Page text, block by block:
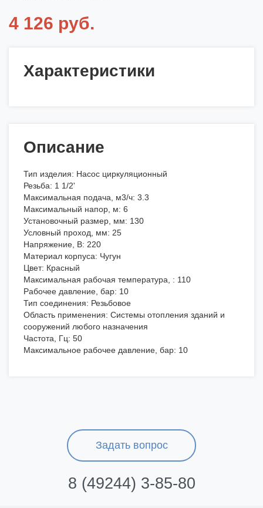
4 126 руб.
Характеристики
Описание
Тип изделия: Насос циркуляционный
Резьба: 1 1/2'
Максимальная подача, м3/ч: 3.3
Максимальный напор, м: 6
Установочный размер, мм: 130
Условный проход, мм: 25
Напряжение, В: 220
Материал корпуса: Чугун
Цвет: Красный
Максимальная рабочая температура, : 110
Рабочее давление, бар: 10
Тип соединения: Резьбовое
Область применения: Системы отопления зданий и
сооружений любого назначения
Частота, Гц: 50
Максимальное рабочее давление, бар: 10
Задать вопрос
8 (49244) 3-85-80